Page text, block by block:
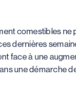
comestibles
dernières
face à une
une démarche